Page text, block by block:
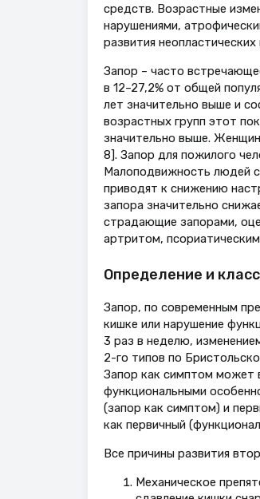
средств. Возрастные
нарушениями,
развития
Запор – часто
в 12–27,2% от общей
лет значительно выше и
возрастных групп этот
значительно выше.
8]. Запор для пожилого
Малоподвижность людей
приводят к снижению
запора значительно
страдающие запорами,
артритом,
Определение и
Запор, по современным
кишке или нарушение
3 раз в неделю,
2-го типов по
Запор как симптом может
функциональными
(запор как симптом) и
как первичный
Все причины развития
Механическое